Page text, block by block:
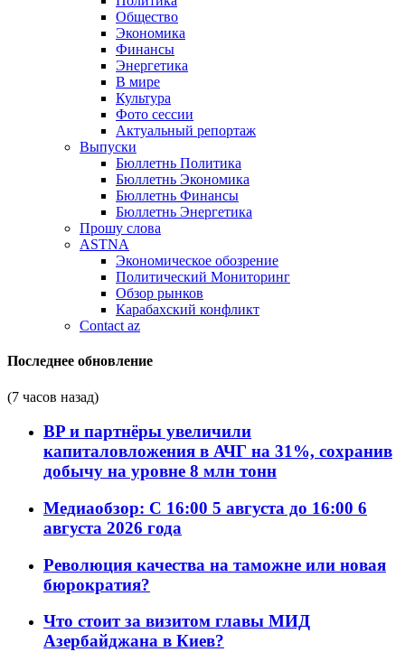
Общество
Экономика
Финансы
Энергетика
В мире
Культура
Фото сессии
Актуальный репортаж
Выпуски
Бюллетнь Политика
Бюллетнь Экономика
Бюллетнь Финансы
Бюллетнь Энергетика
Прошу слова
ASTNA
Экономическое обозрение
Политический Мониторинг
Обзор рынков
Карабахский конфликт
Contact az
Последнее обновление
(7 часов назад)
BP и партнёры увеличили
капиталовложения в АЧГ на 31%, сохранив
добычу на уровне 8 млн тонн
Медиаобзор: С 16:00 5 августа до 16:00 6
августа 2026 года
Революция качества на таможне или новая
бюрократия?
Что стоит за визитом главы МИД
Азербайджана в Киев?